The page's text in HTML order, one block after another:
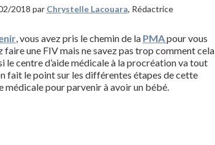
2018 par Chrystelle Lacouara, Rédactrice
, vous avez pris le chemin de la PMApour vous
faire une FIV mais ne savez pas trop comment cela
le centre d’aide médicale à la procréation va tout
fait le point sur les différentes étapes de cette
médicale pour parvenir à avoir un bébé.